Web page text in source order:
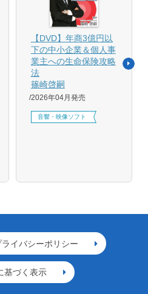
【DVD】年商3億円以
下の中小企業＆個人事
業主への生命保険攻略
法
篠崎啓嗣
2026年04月発売
音響・映像ソフト
ライバシーポリシー
基づく表示